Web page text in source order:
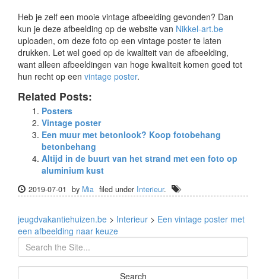
Heb je zelf een mooie vintage afbeelding gevonden? Dan
kun je deze afbeelding op de website van Nikkel-art.be
uploaden, om deze foto op een vintage poster te laten
drukken. Let wel goed op de kwaliteit van de afbeelding,
want alleen afbeeldingen van hoge kwaliteit komen goed tot
hun recht op een vintage poster.
Related Posts:
Posters
Vintage poster
Een muur met betonlook? Koop fotobehang
betonbehang
Altijd in de buurt van het strand met een foto op
aluminium kust
2019-07-01 by Mia filed under Interieur.
jeugdvakantiehuizen.be > Interieur > Een vintage poster met
een afbeelding naar keuze